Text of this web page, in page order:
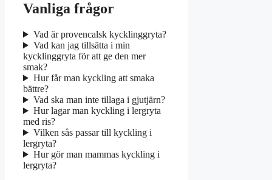
Vanliga frågor
Vad är provencalsk kycklinggryta?
Vad kan jag tillsätta i min
kycklinggryta för att ge den mer
smak?
Hur får man kyckling att smaka
bättre?
Vad ska man inte tillaga i gjutjärn?
Hur lagar man kyckling i lergryta
med ris?
Vilken sås passar till kyckling i
lergryta?
Hur gör man mammas kyckling i
lergryta?